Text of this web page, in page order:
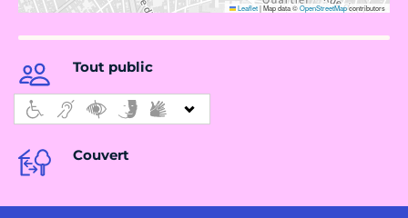
Leaflet|Map data ©OpenStreetMapcontributors
Tout public
Couvert